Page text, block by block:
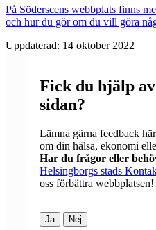
På Söderscens webbplats finns
och hur du gör om du vill göra
Uppdaterad: 14 oktober 2022
Fick du hjälp
sidan?
Lämna gärna feedback
om din hälsa, ekonomi
Har du frågor eller
Helsingborgs stads
oss förbättra webbplatsen!
Ja Nej